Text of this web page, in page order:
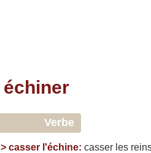
échiner
Verbe
> casser l'échine: casser les